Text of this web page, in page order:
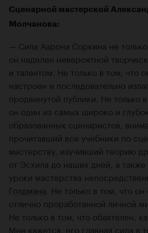
Сценарной мастерской
Молчанова:
— Сила Аарона Соркина не
он наделен невероятной
и талантом. Не только в том, что
настроен и последовательно
продвинутой публики. Не только
он один из самых широко и
образованных сценаристов,
прочитавший все учебники по
мастерству, изучивший теорию
от Эсхила до наших дней, а
уроки мастерства
Голдмана . Не только в том, что
отлично проработанной личной
Не только в том, что обаятелен,
Мне кажется, его главная сила в